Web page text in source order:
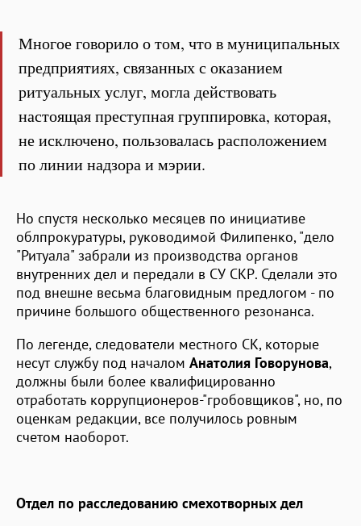
Многое говорило о том, что в муниципальных
предприятиях, связанных с оказанием
ритуальных услуг, могла действовать
настоящая преступная группировка, которая,
не исключено, пользовалась расположением
по линии надзора и мэрии.
Но спустя несколько месяцев по инициативе
облпрокуратуры, руководимой Филипенко, "дело
"Ритуала" забрали из производства органов
внутренних дел и передали в СУ СКР. Сделали это
под внешне весьма благовидным предлогом - по
причине большого общественного резонанса.
По легенде, следователи местного СК, которые
несут службу под началом Анатолия Говорунова,
должны были более квалифицированно
отработать коррупционеров-"гробовщиков", но, по
оценкам редакции, все получилось ровным
счетом наоборот.
Отдел по расследованию смехотворных дел